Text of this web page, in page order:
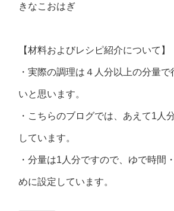
きなこおはぎ
【材料およびレシピ紹介について】
・実際の調理は４人分以上の分量
いと思います。
・こちらのブログでは、あえて1人
しています。
・分量は1人分ですので、ゆで時間
めに設定しています。